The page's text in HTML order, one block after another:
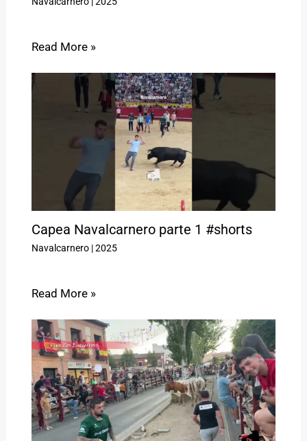
Read More »
Capea Navalcarnero parte 1 #shorts
Navalcarnero|2025
Read More »